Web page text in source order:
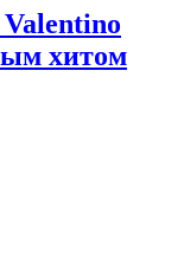
хитом